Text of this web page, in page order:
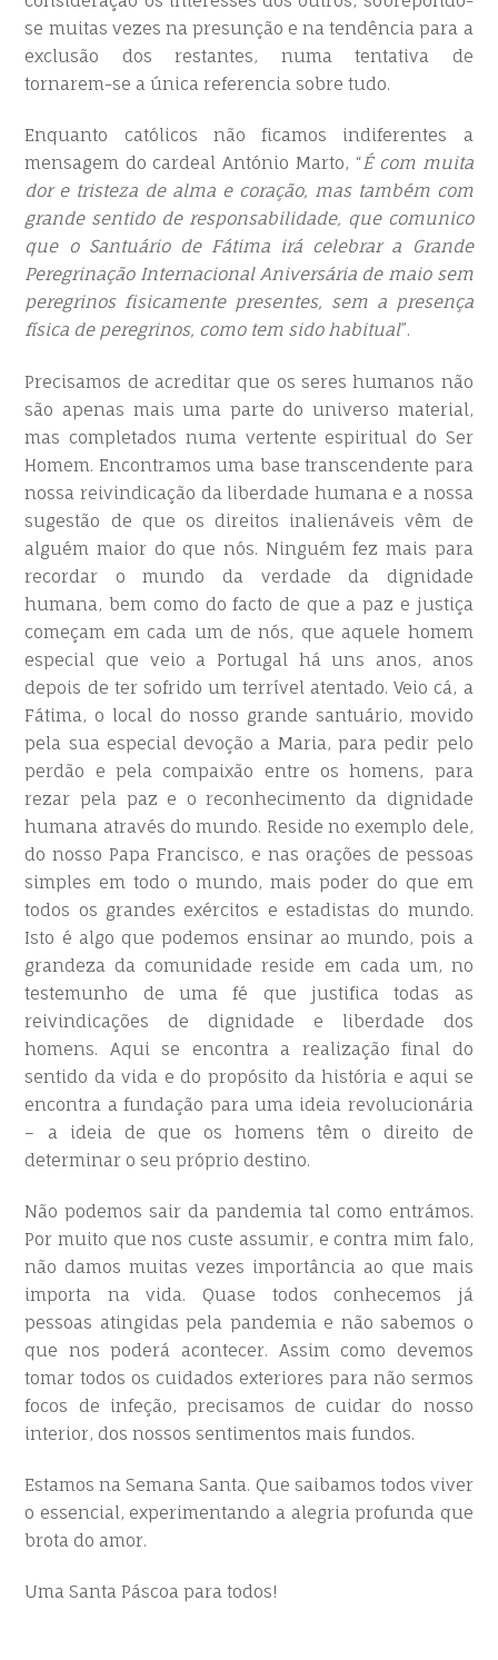
se muitas vezes na presunção e na tendência para a
exclusão dos restantes, numa tentativa de
tornarem-se a única referencia sobre tudo.
Enquanto católicos não ficamos indiferentes a
mensagem do cardeal António Marto, “É com muita
dor e tristeza de alma e coração, mas também com
grande sentido de responsabilidade, que comunico
que o Santuário de Fátima irá celebrar a Grande
Peregrinação Internacional Aniversária de maio sem
peregrinos fisicamente presentes, sem a presença
física de peregrinos, como tem sido habitual”.
Precisamos de acreditar que os seres humanos não
são apenas mais uma parte do universo material,
mas completados numa vertente espiritual do Ser
Homem. Encontramos uma base transcendente para
nossa reivindicação da liberdade humana e a nossa
sugestão de que os direitos inalienáveis vêm de
alguém maior do que nós. Ninguém fez mais para
recordar o mundo da verdade da dignidade
humana, bem como do facto de que a paz e justiça
começam em cada um de nós, que aquele homem
especial que veio a Portugal há uns anos, anos
depois de ter sofrido um terrível atentado. Veio cá, a
Fátima, o local do nosso grande santuário, movido
pela sua especial devoção a Maria, para pedir pelo
perdão e pela compaixão entre os homens, para
rezar pela paz e o reconhecimento da dignidade
humana através do mundo. Reside no exemplo dele,
do nosso Papa Francisco, e nas orações de pessoas
simples em todo o mundo, mais poder do que em
todos os grandes exércitos e estadistas do mundo.
Isto é algo que podemos ensinar ao mundo, pois a
grandeza da comunidade reside em cada um, no
testemunho de uma fé que justifica todas as
reivindicações de dignidade e liberdade dos
homens. Aqui se encontra a realização final do
sentido da vida e do propósito da história e aqui se
encontra a fundação para uma ideia revolucionária
– a ideia de que os homens têm o direito de
determinar o seu próprio destino.
Não podemos sair da pandemia tal como entrámos.
Por muito que nos custe assumir, e contra mim falo,
não damos muitas vezes importância ao que mais
importa na vida. Quase todos conhecemos já
pessoas atingidas pela pandemia e não sabemos o
que nos poderá acontecer. Assim como devemos
tomar todos os cuidados exteriores para não sermos
focos de infeção, precisamos de cuidar do nosso
interior, dos nossos sentimentos mais fundos.
Estamos na Semana Santa. Que saibamos todos viver
o essencial, experimentando a alegria profunda que
brota do amor.
Uma Santa Páscoa para todos!